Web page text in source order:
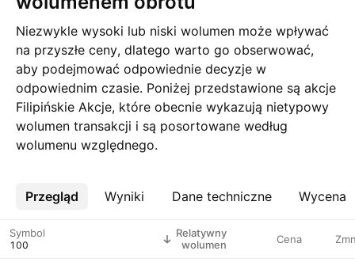
Niezwykle wysoki lub niski wolumen może wpływać
na przyszłe ceny, dlatego warto go obserwować,
aby podejmować odpowiednie decyzje w
odpowiednim czasie. Poniżej przedstawione są akcje
Filipińskie Akcje, które obecnie wykazują nietypowy
wolumen transakcji i są posortowane według
wolumenu względnego.
Przegląd Wyniki Dane techniczne Wycena
Więcej
Symbol
Relatywny
wolumen
Cena